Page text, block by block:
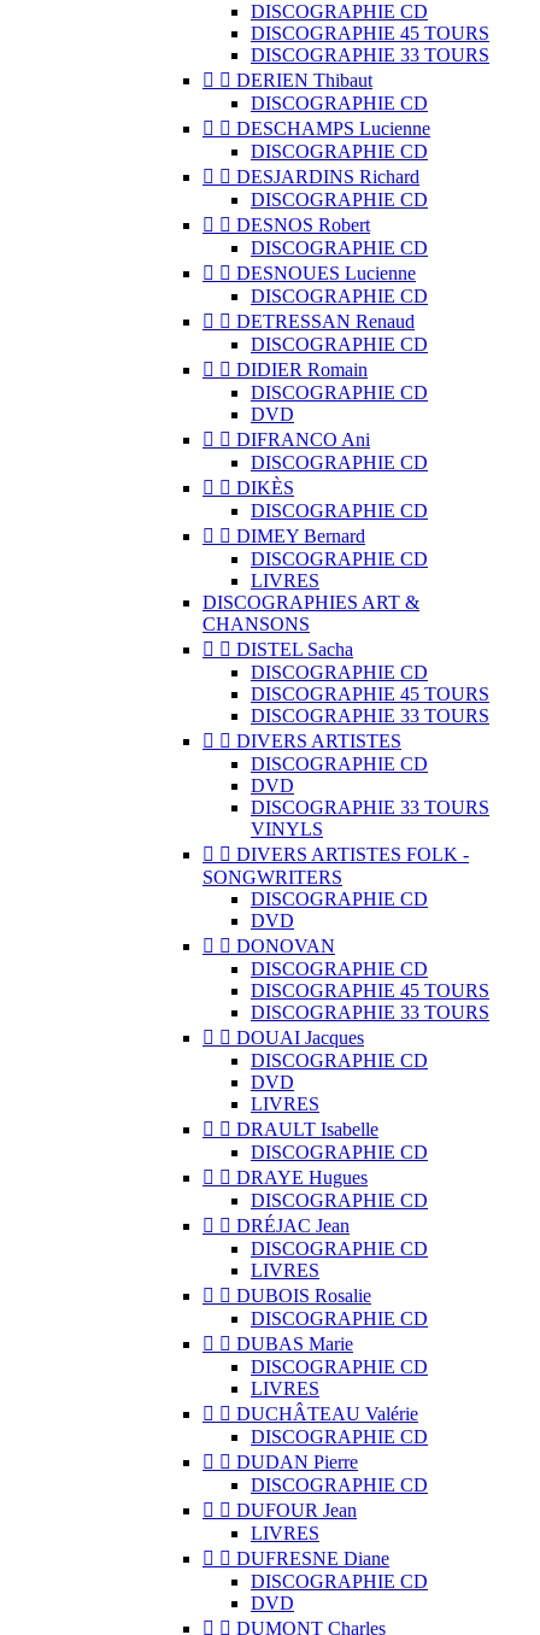
DISCOGRAPHIE CD
DISCOGRAPHIE 45 TOURS
DISCOGRAPHIE 33 TOURS
  DERIEN Thibaut
DISCOGRAPHIE CD
  DESCHAMPS Lucienne
DISCOGRAPHIE CD
  DESJARDINS Richard
DISCOGRAPHIE CD
  DESNOS Robert
DISCOGRAPHIE CD
  DESNOUES Lucienne
DISCOGRAPHIE CD
  DETRESSAN Renaud
DISCOGRAPHIE CD
  DIDIER Romain
DISCOGRAPHIE CD
DVD
  DIFRANCO Ani
DISCOGRAPHIE CD
  DIKÈS
DISCOGRAPHIE CD
  DIMEY Bernard
DISCOGRAPHIE CD
LIVRES
DISCOGRAPHIES ART &
CHANSONS
  DISTEL Sacha
DISCOGRAPHIE CD
DISCOGRAPHIE 45 TOURS
DISCOGRAPHIE 33 TOURS
  DIVERS ARTISTES
DISCOGRAPHIE CD
DVD
DISCOGRAPHIE 33 TOURS
VINYLS
  DIVERS ARTISTES FOLK -
SONGWRITERS
DISCOGRAPHIE CD
DVD
  DONOVAN
DISCOGRAPHIE CD
DISCOGRAPHIE 45 TOURS
DISCOGRAPHIE 33 TOURS
  DOUAI Jacques
DISCOGRAPHIE CD
DVD
LIVRES
  DRAULT Isabelle
DISCOGRAPHIE CD
  DRAYE Hugues
DISCOGRAPHIE CD
  DRÉJAC Jean
DISCOGRAPHIE CD
LIVRES
  DUBOIS Rosalie
DISCOGRAPHIE CD
  DUBAS Marie
DISCOGRAPHIE CD
LIVRES
  DUCHÂTEAU Valérie
DISCOGRAPHIE CD
  DUDAN Pierre
DISCOGRAPHIE CD
  DUFOUR Jean
LIVRES
  DUFRESNE Diane
DISCOGRAPHIE CD
DVD
  DUMONT Charles